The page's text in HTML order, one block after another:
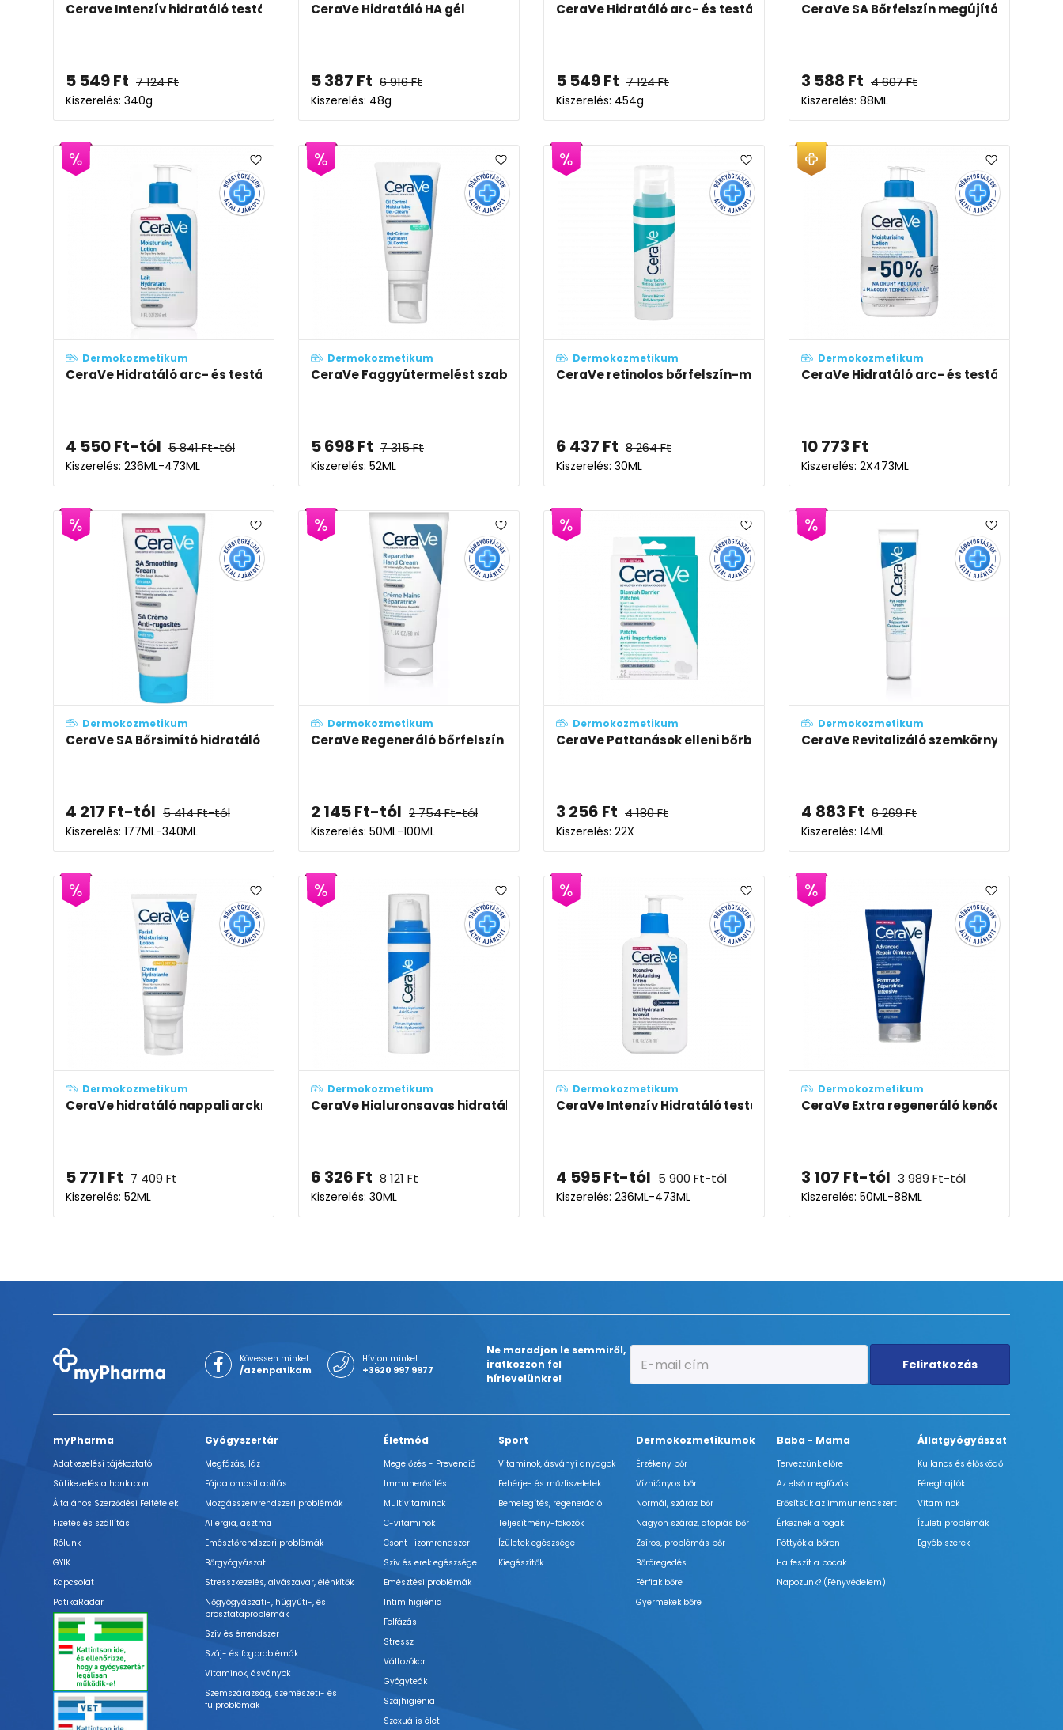
Cerave Intenzív hidratáló testápoló krém
5 549Ft 7 124Ft
Kiszerelés: 340g
CeraVe Hidratáló HA gél
5 387 Ft 6 916Ft
Kiszerelés: 48g
CeraVe Hidratáló arc- és testápoló krém REFILL
5 549Ft 7 124Ft
Kiszerelés: 454g
CeraVe SA Bőrfelszín megújító lábápoló
3 588 Ft 4 607Ft
Kiszerelés: 88ML
Dermokozmetikum
CeraVe Hidratáló arc- és testápoló tej
4 550Ft-tól 5 841Ft-tól
Kiszerelés: 236ML-473ML
Dermokozmetikum
CeraVe Faggyútermelést szabályozó hidratáló gél-krém
5 698 Ft 7 315Ft
Kiszerelés: 52ML
Dermokozmetikum
CeraVe retinolos bőrfelszín-megújító szérum (Resurfacing Retinol Serum)
6 437 Ft 8 264Ft
Kiszerelés: 30ML
Dermokozmetikum
CeraVe Hidratáló arc- és testápoló tej
10 773 Ft
Kiszerelés: 2X473ML
Dermokozmetikum
CeraVe SA Bőrsimító hidratáló krém
4 217 Ft-tól 5 414Ft-tól
Kiszerelés: 177ML-340ML
Dermokozmetikum
CeraVe Regeneráló bőrfelszín megújító kézkrém
2 145Ft-tól 2 754Ft-tól
Kiszerelés: 50ML-100ML
Dermokozmetikum
CeraVe Pattanások elleni bőrbarrier tapasz
3 256 Ft 4 180Ft
Kiszerelés: 22X
Dermokozmetikum
CeraVe Revitalizáló szemkörnyék-ápoló
4 883 Ft 6 269Ft
Kiszerelés: 14ML
Dermokozmetikum
CeraVe hidratáló nappali arckrém SPF30 fényvédelemmel
5 771 Ft 7 409Ft
Kiszerelés: 52ML
Dermokozmetikum
CeraVe Hialuronsavas hidratáló szérum
6 326 Ft 8 121Ft
Kiszerelés: 30ML
Dermokozmetikum
CeraVe Intenzív Hidratáló testápoló tej
4 595Ft-tól 5 900Ft-tól
Kiszerelés: 236ML-473ML
Dermokozmetikum
CeraVe Extra regeneráló kenőcs
3 107 Ft-tól 3 989Ft-tól
Kiszerelés: 50ML-88ML
Kövessen minket
/azenpatikam
Hívjon minket
+3620 997 9977
Ne maradjon le semmiről,
iratkozzon fel
hírlevelünkre!
Feliratkozás
myPharma
Adatkezelési tájékoztató
Sütikezelés a honlapon
Általános Szerződési Feltételek
Fizetés és szállítás
Rólunk
GYIK
Kapcsolat
PatikaRadar
Gyógyszertár
Megfázás, láz
Fájdalomcsillapítás
Mozgásszervrendszeri problémák
Allergia, asztma
Emésztőrendszeri problémák
Bőrgyógyászat
Stresszkezelés, alvászavar, élénkítők
Nőgyógyászati-, húgyúti-, és
prosztataproblémák
Szív és érrendszer
Száj- és fogproblémák
Vitaminok, ásványok
Szemszárazság, szemészeti- és
fülproblémák
Életmód
Megelőzés - Prevenció
Immunerősítés
Multivitaminok
C-vitaminok
Csont- izomrendszer
Szív és erek egészsége
Emésztési problémák
Intim higiénia
Felfázás
Stressz
Változókor
Gyógyteák
Szájhigiénia
Szexuális élet
Sport
Vitaminok, ásványi anyagok
Fehérje- és műzliszeletek
Bemelegítés, regeneráció
Teljesítmény-fokozók
Ízületek egészsége
Kiegészítők
Dermokozmetikumok
Érzékeny bőr
Vízhiányos bőr
Normál, száraz bőr
Nagyon száraz, atópiás bőr
Zsíros, problémás bőr
Bőröregedés
Férfiak bőre
Gyermekek bőre
Baba - Mama
Tervezzünk előre
Az első megfázás
Erősítsük az immunrendszert
Érkeznek a fogak
Pöttyök a bőron
Ha feszít a pocak
Napozunk? (Fényvédelem)
Állatgyógyászat
Kullancs és élősködő
Féreghajtók
Vitaminok
Ízületi problémák
Egyéb szerek